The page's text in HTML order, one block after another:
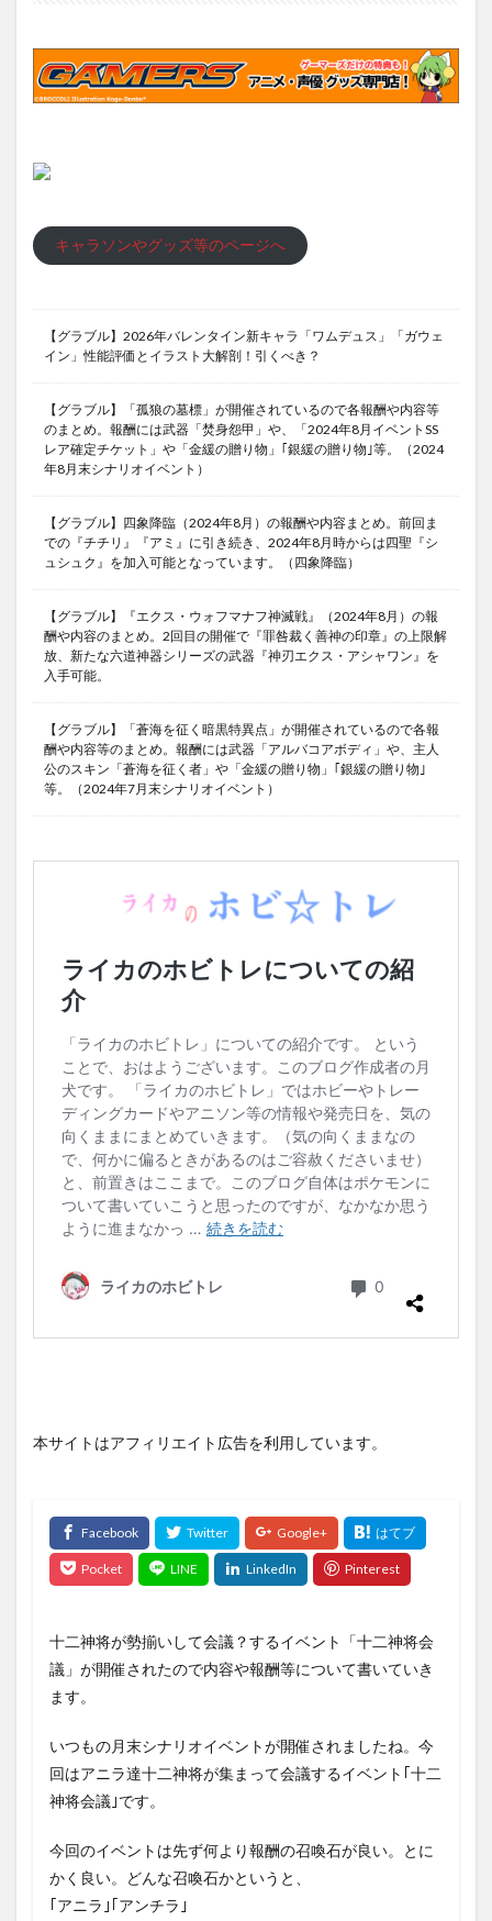
キャラソンやグッズ等のページへ
【グラブル】2026年バレンタイン新キャラ「ワムデュス」「ガウェ
イン」性能評価とイラスト大解剖！引くべき？
【グラブル】「孤狼の墓標」が開催されているので各報酬や内容等
のまとめ。報酬には武器「焚身怨甲」や、「2024年8月イベントSS
レア確定チケット」や「金緩の贈り物」｢銀緩の贈り物｣等。（2024
年8月末シナリオイベント）
【グラブル】四象降臨（2024年8月）の報酬や内容まとめ。前回ま
での『チチリ』『アミ』に引き続き、2024年8月時からは四聖『シ
ュシュク』を加入可能となっています。（四象降臨）
【グラブル】『エクス・ウォフマナフ神滅戦』（2024年8月）の報
酬や内容のまとめ。2回目の開催で『罪咎裁く善神の印章』の上限解
放、新たな六道神器シリーズの武器『神刃エクス・アシャワン』を
入手可能。
【グラブル】「蒼海を征く暗黒特異点」が開催されているので各報
酬や内容等のまとめ。報酬には武器「アルバコアボディ」や、主人
公のスキン「蒼海を征く者」や「金緩の贈り物」｢銀緩の贈り物｣
等。（2024年7月末シナリオイベント）
本サイトはアフィリエイト広告を利用しています。
十二神将が勢揃いして会議？するイベント「十二神将会
議」が開催されたので内容や報酬等について書いていき
ます。
いつもの月末シナリオイベントが開催されましたね。今
回はアニラ達十二神将が集まって会議するイベント｢十二
神将会議｣です。
今回のイベントは先ず何より報酬の召喚石が良い。とに
かく良い。どんな召喚石かというと、
｢アニラ｣｢アンチラ｣